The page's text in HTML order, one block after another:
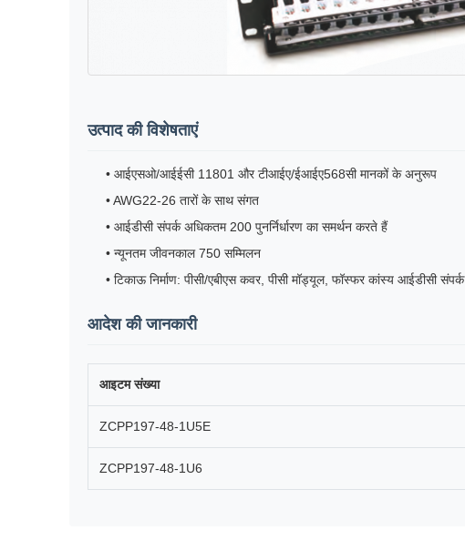
उत्पाद की विशेषताएं
• आईएसओ/आईईसी 11801 और टीआईए/ईआईए568सी मानकों के अनुरूप
• AWG22-26 तारों के साथ संगत
• आईडीसी संपर्क अधिकतम 200 पुनर्निर्धारण का समर्थन करते हैं
• न्यूनतम जीवनकाल 750 सम्मिलन
• टिकाऊ निर्माण: पीसी/एबीएस कवर, पीसी मॉड्यूल, फॉस्फर कांस्य आईडीसी संपर्क
आदेश की जानकारी
आइटम संख्या
ZCPP197-48-1U5E
ZCPP197-48-1U6